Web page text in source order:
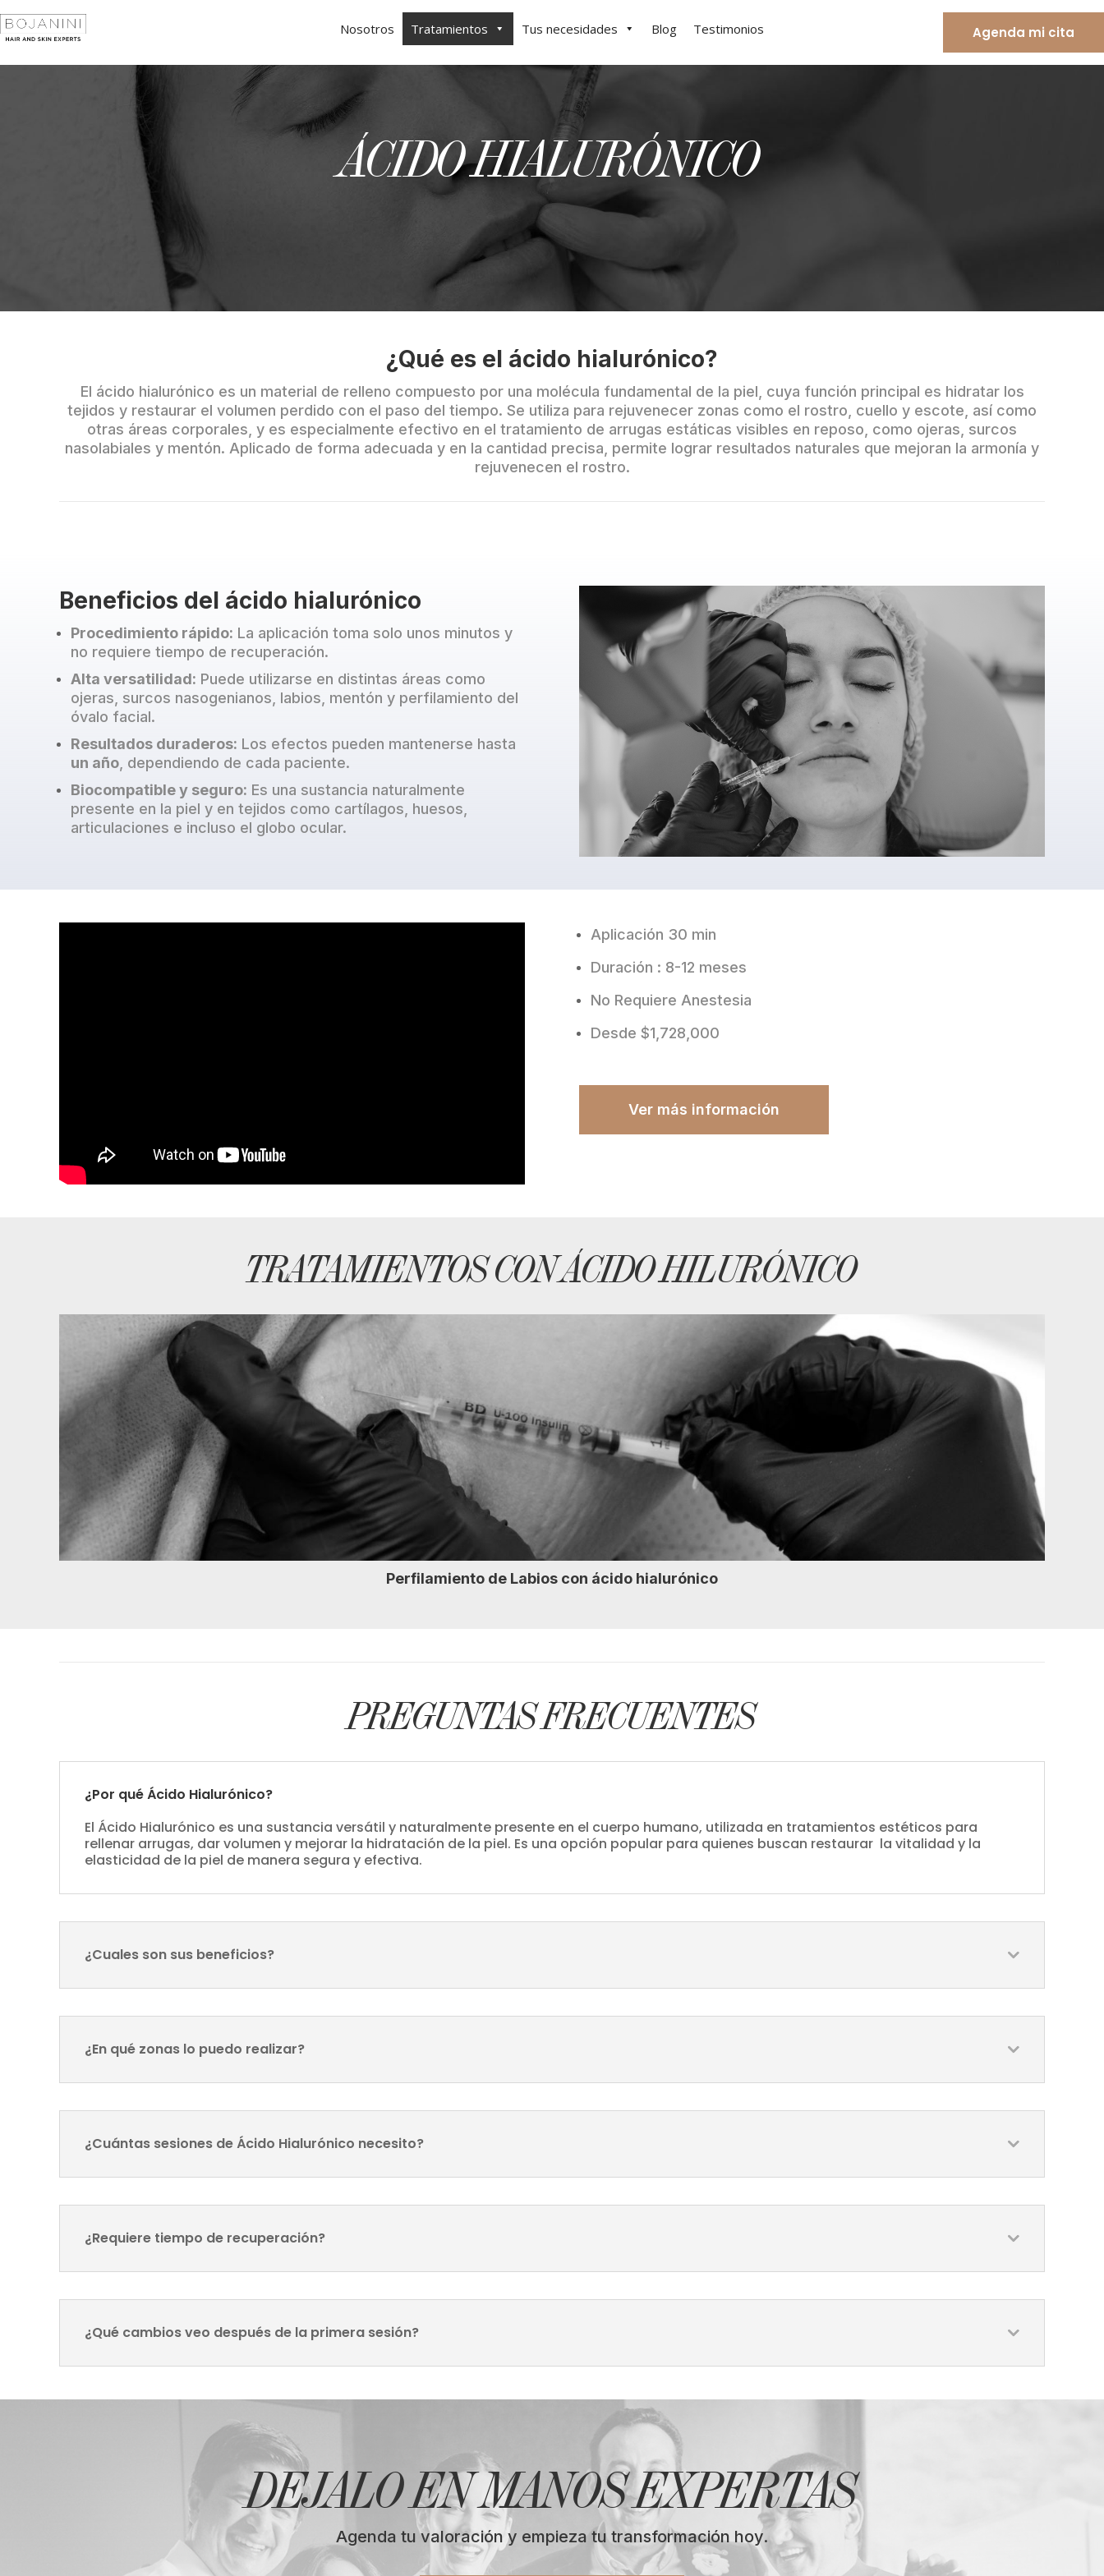
Nosotros Tratamientos Tus necesidades Blog Testimonios Agenda mi cita
ÁCIDO HIALURÓNICO
¿Qué es el ácido hialurónico?
El ácido hialurónico es un material de relleno compuesto por una molécula fundamental de la piel, cuya función principal es hidratar los
tejidos y restaurar el volumen perdido con el paso del tiempo. Se utiliza para rejuvenecer zonas como el rostro, cuello y escote, así como
otras áreas corporales, y es especialmente efectivo en el tratamiento de arrugas estáticas visibles en reposo, como ojeras, surcos
nasolabiales y mentón. Aplicado de forma adecuada y en la cantidad precisa, permite lograr resultados naturales que mejoran la armonía y
rejuvenecen el rostro.
Beneficios del ácido hialurónico
Procedimiento rápido: La aplicación toma solo unos minutos y
no requiere tiempo de recuperación.
Alta versatilidad: Puede utilizarse en distintas áreas como
ojeras, surcos nasogenianos, labios, mentón y perfilamiento del
óvalo facial.
Resultados duraderos: Los efectos pueden mantenerse hasta
un año , dependiendo de cada paciente.
Biocompatible y seguro: Es una sustancia naturalmente
presente en la piel y en tejidos como cartílagos, huesos,
articulaciones e incluso el globo ocular.
Aplicación 30 min
Duración : 8-12 meses
No Requiere Anestesia
Desde $1,728,000
Ver más información
TRATAMIENTOS CON ÁCIDO HILURÓNICO
Perfilamiento de Labios con ácido hialurónico
PREGUNTAS FRECUENTES
¿Por qué Ácido Hialurónico?
El Ácido Hialurónico es una sustancia versátil y naturalmente presente en el cuerpo humano, utilizada en tratamientos estéticos para
rellenar arrugas, dar volumen y mejorar la hidratación de la piel. Es una opción popular para quienes buscan restaurar la vitalidad y la
elasticidad de la piel de manera segura y efectiva.
¿Cuales son sus beneficios?
¿En qué zonas lo puedo realizar?
¿Cuántas sesiones de Ácido Hialurónico necesito?
¿Requiere tiempo de recuperación?
¿Qué cambios veo después de la primera sesión?
DEJALO EN MANOS EXPERTAS
Agenda tu valoración y empieza tu transformación hoy.